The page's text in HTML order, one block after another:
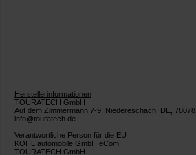
Herstellerinformationen
TOURATECH GmbH
Auf dem Zimmermann 7-9, Niedereschach, DE, 78078
info@touratech.de
Verantwortliche Person für die EU
KOHL automobile GmbH eCom
TOURATECH GmbH